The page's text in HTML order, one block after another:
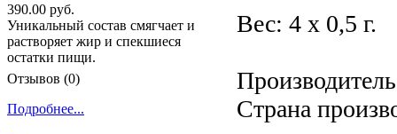
Вес: 4 x 0,5 г.
Страна
390.00 руб.
Уникальный состав смягчает и
растворяет жир и спекшиеся
остатки пищи.
Отзывов (0)
Подробнее...